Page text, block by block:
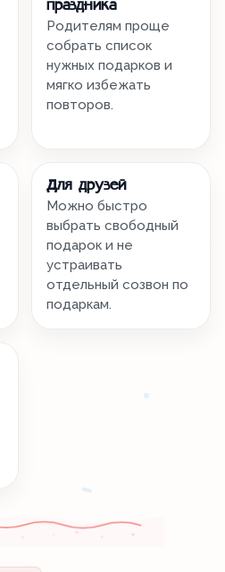
праздника
Родителям проще
собрать список
нужных подарков и
мягко избежать
повторов.
Для друзей
Можно быстро
выбрать свободный
подарок и не
устраивать
отдельный созвон по
подаркам.